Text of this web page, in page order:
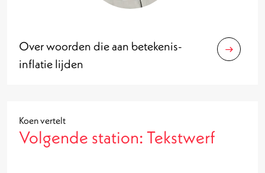
Over woorden die aan betekenis-
inflatie lijden
Koen vertelt
Volgende station: Tekstwerf